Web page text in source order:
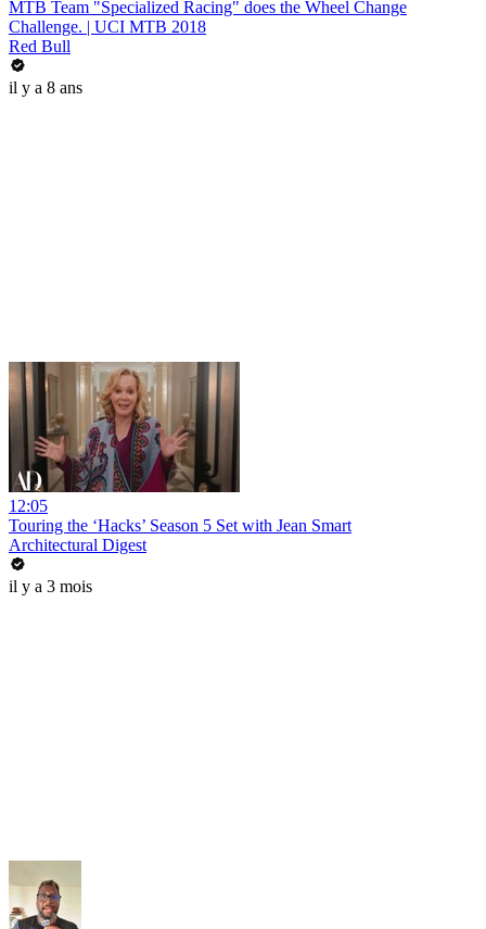
MTB Team "Specialized Racing" does the Wheel Change
Challenge. | UCI MTB 2018
Red Bull
il y a 8 ans
12:05
Touring the ‘Hacks’ Season 5 Set with Jean Smart
Architectural Digest
il y a 3 mois